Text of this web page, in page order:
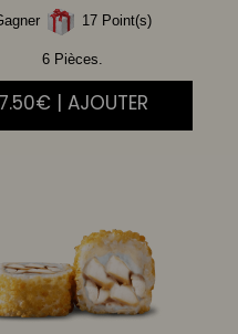
17 Point(s)
6 Pièces.
7.50€ | AJOUTER